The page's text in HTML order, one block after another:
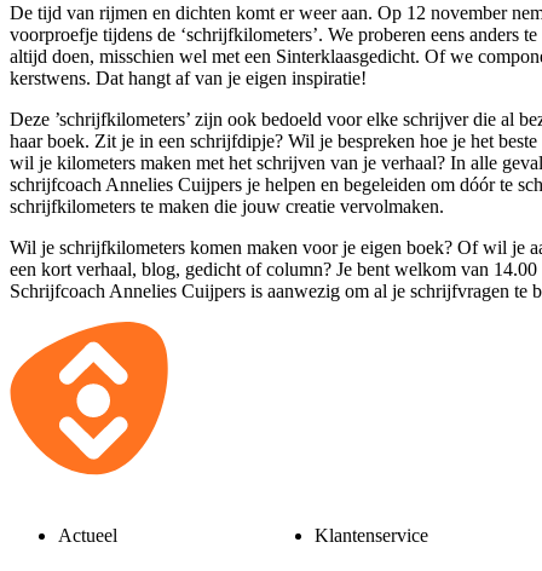
De tijd van rijmen en dichten komt er weer aan. Op 12 november
voorproefje tijdens de ‘schrijfkilometers’. We proberen eens anders
altijd doen, misschien wel met een Sinterklaasgedicht. Of we
kerstwens. Dat hangt af van je eigen inspiratie!
Deze ’schrijfkilometers’ zijn ook bedoeld voor elke schrijver die al
haar boek. Zit je in een schrijfdipje? Wil je bespreken hoe je het
wil je kilometers maken met het schrijven van je verhaal? In alle
schrijfcoach Annelies Cuijpers je helpen en begeleiden om dóór te
schrijfkilometers te maken die jouw creatie vervolmaken.
Wil je schrijfkilometers komen maken voor je eigen boek? Of wil je
een kort verhaal, blog, gedicht of column? Je bent welkom van
Schrijfcoach Annelies Cuijpers is aanwezig om al je schrijfvragen te
Actueel Klantenservice